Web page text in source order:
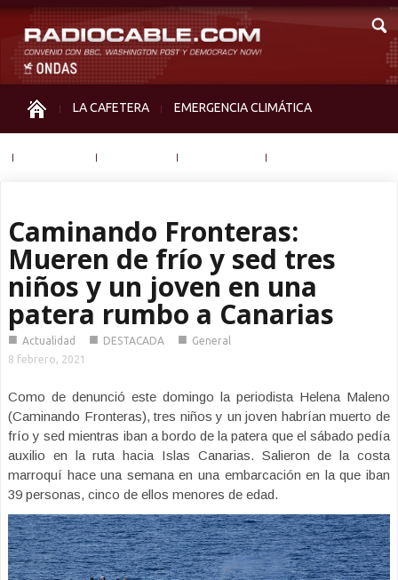
LA CAFETERA EMERGENCIA CLIMÁTICA
Caminando Fronteras:
Mueren de frío y sed tres
niños y un joven en una
patera rumbo a Canarias
■ Actualidad ■ DESTACADA ■ General
8 febrero, 2021
Como de denunció este domingo la periodista Helena Maleno
(Caminando Fronteras), tres niños y un joven habrían muerto de
frío y sed mientras iban a bordo de la patera que el sábado pedía
auxilio en la ruta hacia Islas Canarias. Salieron de la costa
marroquí hace una semana en una embarcación en la que iban
39 personas, cinco de ellos menores de edad.